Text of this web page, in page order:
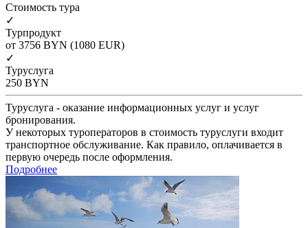
Cтоимость тура
✓
Турпродукт
от 3756 BYN (1080 EUR)
✓
Туруслуга
250 BYN
Туруслуга - оказание информационных услуг и услуг
бронирования.
У некоторых туроператоров в стоимость туруслуги входит
транспортное обслуживание. Как правило, оплачивается в
первую очередь после оформления.
Подробнее